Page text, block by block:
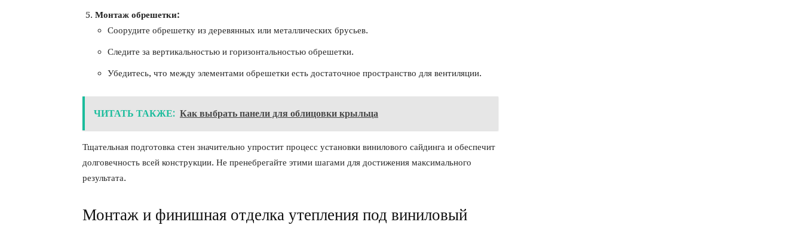
Монтаж обрешетки:
Соорудите обрешетку из деревянных или металлических брусьев.
Следите за вертикальностью и горизонтальностью обрешетки.
Убедитесь, что между элементами обрешетки есть достаточное пространство для вентиляции.
ЧИТАТЬ ТАКЖЕ: Как выбрать панели для облицовки крыльца
Тщательная подготовка стен значительно упростит процесс установки винилового сайдинга и обеспечит
долговечность всей конструкции. Не пренебрегайте этими шагами для достижения максимального
результата.
Монтаж и финишная отделка утепления под виниловый